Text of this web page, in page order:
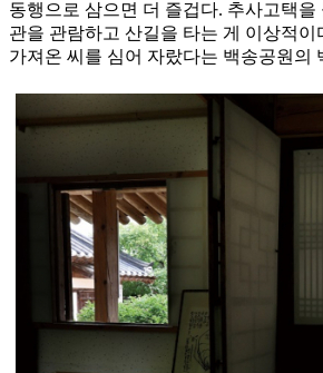
동행으로 삼으면 더 즐겁다. 추사고택을
관을 관람하고 산길을 타는 게 이상적이
가져온 씨를 심어 자랐다는 백송공원의